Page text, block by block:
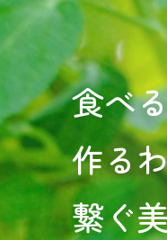
食べ
作る
繋ぐ